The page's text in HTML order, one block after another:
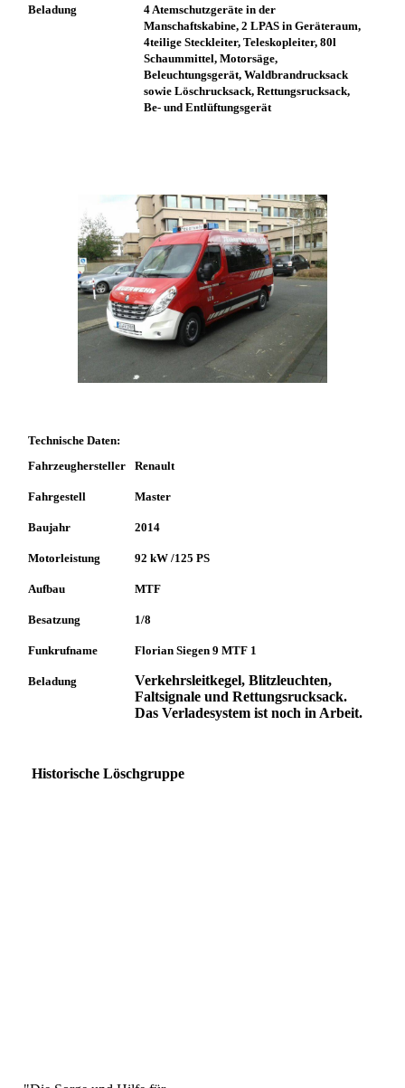
Beladung
4 Atemschutzgeräte in der
Manschaftskabine, 2 LPAS in Geräteraum,
4teilige Steckleiter, Teleskopleiter, 80l
Schaummittel, Motorsäge,
Beleuchtungsgerät, Waldbrandrucksack
sowie Löschrucksack, Rettungsrucksack,
Be- und Entlüftungsgerät
Technische Daten:
Fahrzeughersteller
Fahrgestell
Baujahr
Motorleistung
Aufbau
Besatzung
Funkrufname
Beladung
Renault
Master
2014
92 kW /125 PS
MTF
1/8
Florian Siegen 9 MTF 1
Verkehrsleitkegel, Blitzleuchten,
Faltsignale und Rettungsrucksack.
Das Verladesystem ist noch in Arbeit.
Historische Löschgruppe